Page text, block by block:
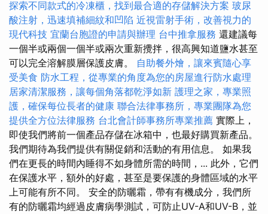
探索不同款式的冷凍櫃，找到最合適的存儲解決方案 玻尿
酸注射，迅速填補細紋和凹陷 近視雷射手術，改善視力的
現代科技 宜蘭台胞證的申請與辦理 台中推拿服務 還建議每
一個半或兩個一個半或兩次重新攪拌，很高興知道鹽水甚至
可以完全溶解膜層保護皮膚。 自助餐外燴，讓來賓隨心享
受美食 防水工程，從專業的角度為您的房屋進行防水處理
居家清潔服務，讓每個角落都乾淨如新 護理之家，專業照
護，確保每位長者的健康 聯合法律事務所，專業團隊為您
提供全方位法律服務 台北會計師事務所專業推薦 實際上，
即使我們將前一個產品存儲在冰箱中，也最好購買新產品。
我們期待為我們提供有關促銷和活動的有用信息。 如果我
們在更長的時間內睡得不如身體所需的時間，... 此外，它們
在保護水平，額外的好處，甚至是要保護的身體區域的水平
上可能有所不同。 安全的防曬霜，帶有有機成分，我們所
有的防曬霜均經過皮膚病學測試，可防止UV-A和UV-B，並